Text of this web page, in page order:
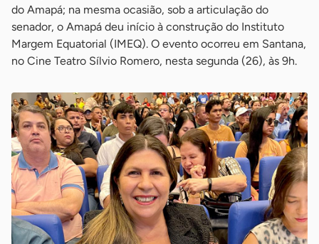
do Amapá; na mesma ocasião, sob a articulação do
senador, o Amapá deu início à construção do Instituto
Margem Equatorial (IMEQ). O evento ocorreu em Santana,
no Cine Teatro Sílvio Romero, nesta segunda (26), às 9h.